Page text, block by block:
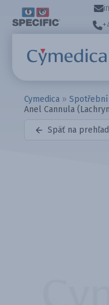
Cymedica »
Anel Cannula
Späť na